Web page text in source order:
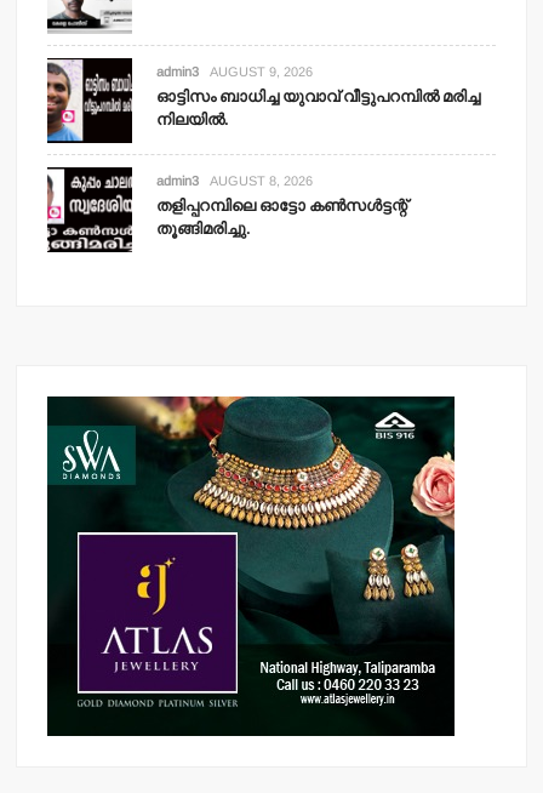
admin3 AUGUST 9, 2026
ഓട്ടിസം ബാധിച്ച യുവാവ് വീട്ടുപറമ്പില്‍ മരിച്ച
നിലയില്‍.
admin3 AUGUST 8, 2026
തളിപ്പറമ്പിലെ ഓട്ടോ കണ്‍സള്‍ട്ടന്റ്
തൂങ്ങിമരിച്ചു.